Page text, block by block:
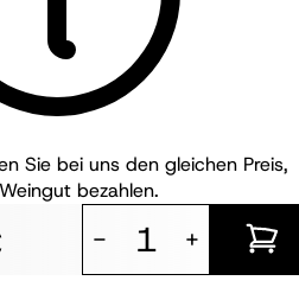
Sie bei uns den gleichen Preis,
bezahlen.
- +